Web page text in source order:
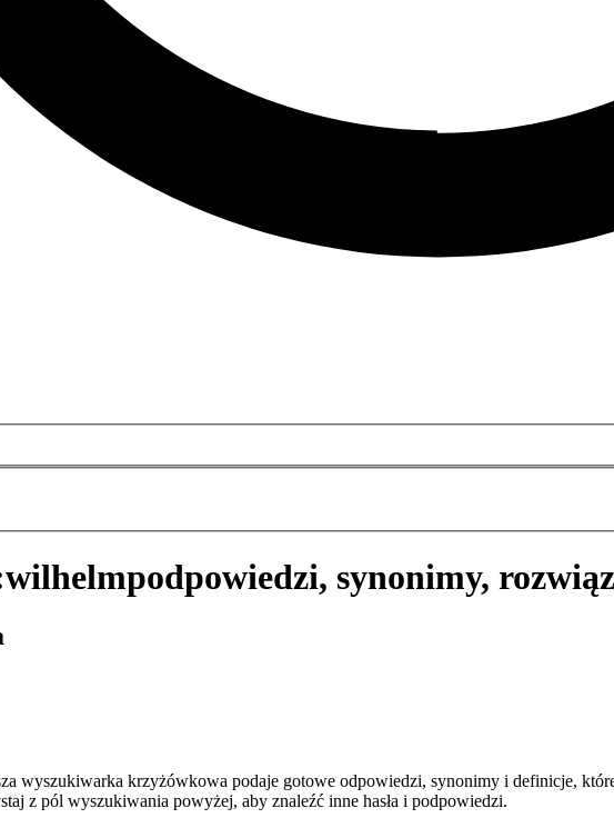
wilhelmpodpowiedzi, synonimy,
wyszukiwarka krzyżówkowa podaje gotowe odpowiedzi, synonimy i definicje,
z pól wyszukiwania powyżej, aby znaleźć inne hasła i podpowiedzi.